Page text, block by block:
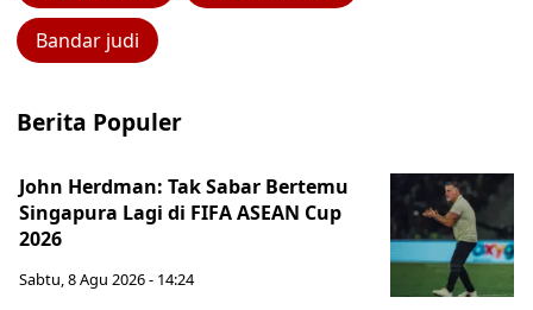
Bandar judi
Berita Populer
John Herdman: Tak Sabar Bertemu
Singapura Lagi di FIFA ASEAN Cup
2026
Sabtu, 8 Agu 2026 - 14:24